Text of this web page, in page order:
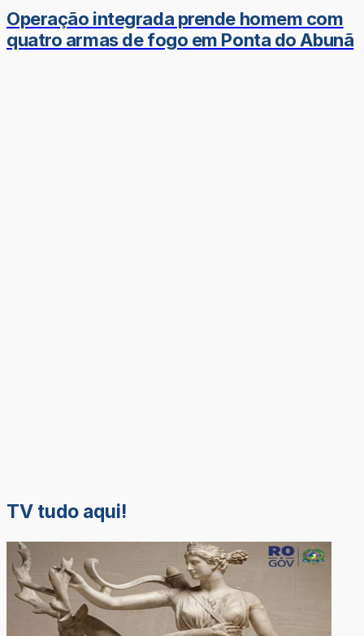
Operação integrada prende homem com
quatro armas de fogo em Ponta do Abunã
TV tudo aqui!